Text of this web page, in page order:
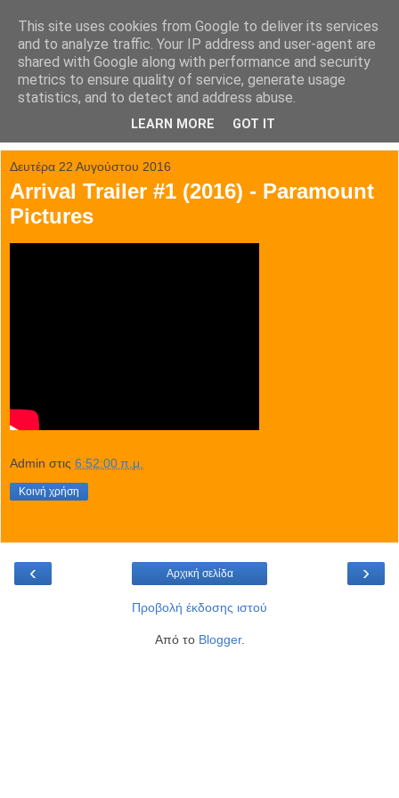
tainia.gr
Όλα τα trailer των κινηματογραφικών επιτυχιών.
Δευτέρα 22 Αυγούστου 2016
Arrival Trailer #1 (2016) - Paramount
Pictures
Admin στις 6:52:00 π.μ.
Κοινή χρήση
‹ ›
Αρχική σελίδα
Προβολή έκδοσης ιστού
Από το Blogger.
This site uses cookies from Google to deliver its services
and to analyze traffic. Your IP address and user-agent are
shared with Google along with performance and security
metrics to ensure quality of service, generate usage
statistics, and to detect and address abuse.
LEARN MORE GOT IT